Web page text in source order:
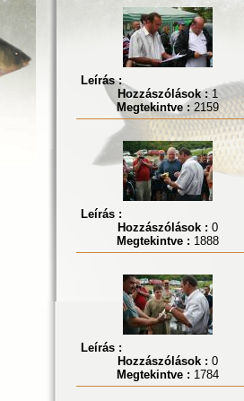
Leírás :
Hozzászólások :1
Megtekintve : 2159
Leírás :
Hozzászólások : 0
Megtekintve : 1888
Leírás :
Hozzászólások : 0
Megtekintve : 1784